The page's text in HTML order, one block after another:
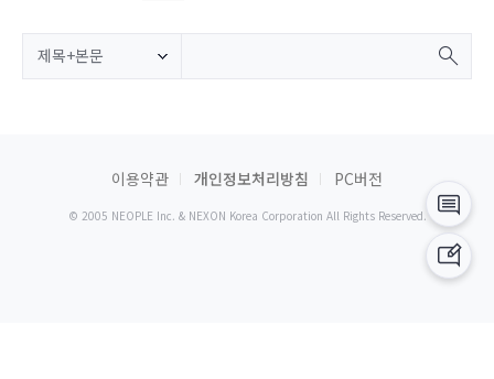
제목+본문
이용약관 개인정보처리방침 PC버전
© 2005 NEOPLE Inc. & NEXON Korea Corporation All Rights Reserved.